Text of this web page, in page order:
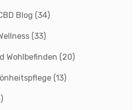
Blog (34)
(33)
Wohlbefinden (20)
(13)